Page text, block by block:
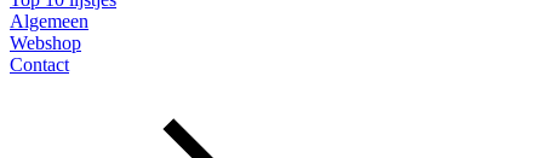
Algemeen
Webshop
Contact